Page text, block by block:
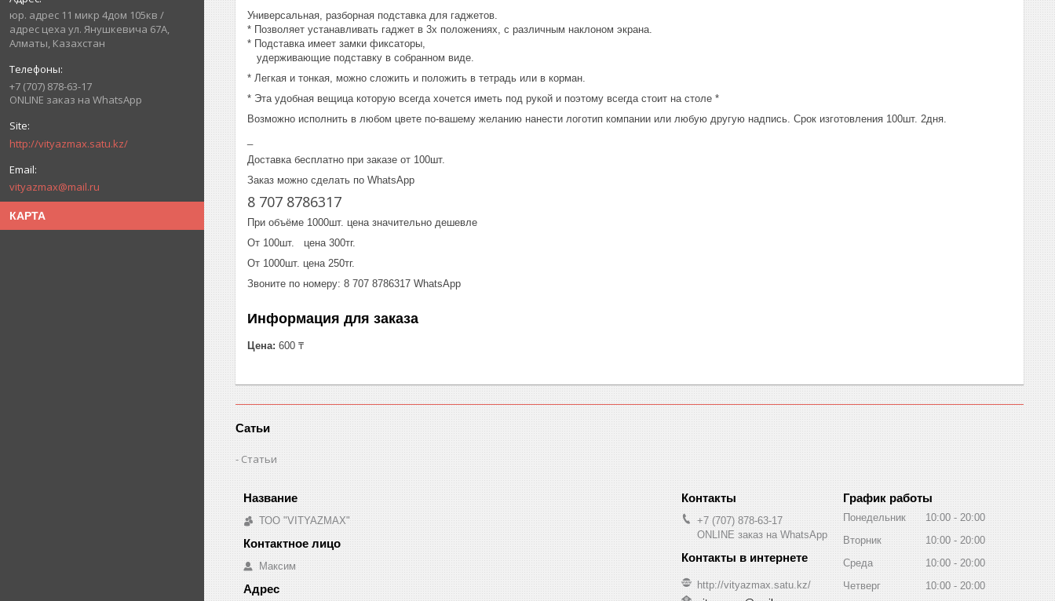
юр. адрес 11 микр 4дом 105кв /
адрес цеха ул. Янушкевича 67А,
Алматы, Казахстан
+7 (707) 878-63-17
ONLINE заказ на WhatsApp
http://vityazmax.satu.kz/
vityazmax@mail.ru
КАРТА
Универсальная, разборная подставка для гаджетов.
* Позволяет устанавливать гаджет в 3х положениях, с различным наклоном экрана.
* Подставка имеет замки фиксаторы,
удерживающие подставку в собранном виде.
* Легкая и тонкая, можно сложить и положить в тетрадь или в корман.
* Эта удобная вещица которую всегда хочется иметь под рукой и поэтому всегда стоит на столе *
Возможно исполнить в любом цвете по-вашему желанию нанести логотип компании или любую другую надпись. Срок изготовления 100шт. 2дня.
Доставка бесплатно при заказе от 100шт.
Заказ можно сделать по WhatsApp
8 707 8786317
При объёме 1000шт. цена значительно дешевле
От 100шт. цена 300тг.
От 1000шт. цена 250тг.
Звоните по номеру: 8 707 8786317 WhatsАpp
Информация для заказа
Цена: 600 ₸
Сатьи
Статьи
ТОО "VITYAZMAX"
Максим
+7 (707) 878-63-17
ONLINE заказ на WhatsApp
http://vityazmax.satu.kz/
График работы
Понедельник 10:00
20:00
Вторник
10:00
20:00
Среда
10:00
20:00
Четверг
10:00 20:00